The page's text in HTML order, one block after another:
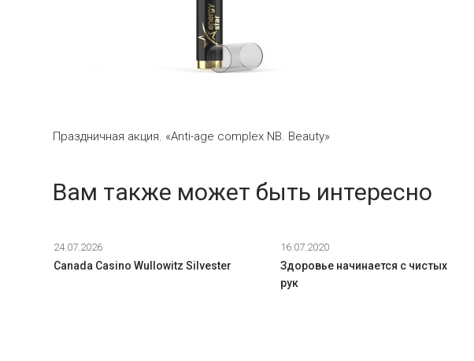
Праздничная акция. «Anti-age complex NB. Beauty»
Вам также может быть интересно
24.07.2026
Canada Casino Wullowitz Silvester
16.07.2020
Здоровье начинается с чистых
рук